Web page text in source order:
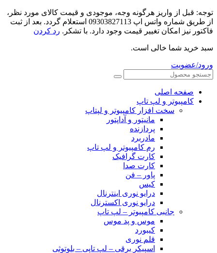
توجه: قبل از واریز هرگونه وجه، موجودی و قیمت کالای مورد نظر،
از طریق شماره واتس اپ 09303827113 استعلام گردد. بعد از ثبت
فاکتور نیز امکان تغییر قیمت وجود دارد. با تشکر. رد کردن
سبد خرید شما خالی است.
ورود/عضویت
صفحه اصلی
کامپیوتر و‌‌‌‌‌ لپ تاپ
سخت افزار کامپیوتر و لپتاپ
مانیتور و آداپتور
پردازنده
مادربرد
رم کامپیوتر و لپ تاپ
کارت گرافیک
کارت صدا
پاور – فن
کیس
درایو نوری اینترنال
درایو نوری اکسترنال
جانبی کامپیوتر – لپ تاپ
موس و پد موس
کیبورد
قلم نوری
اسپیکر برقی – لپ تاپی – بلوتوثی